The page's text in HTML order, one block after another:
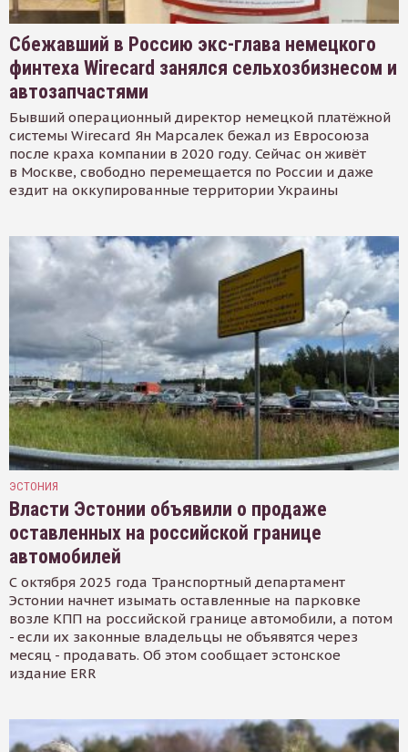
Сбежавший в Россию экс-глава немецкого
финтеха Wirecard занялся сельхозбизнесом и
автозапчастями
Бывший операционный директор немецкой платёжной
системы Wirecard Ян Марсалек бежал из Евросоюза
после краха компании в 2020 году. Сейчас он живёт
в Москве, свободно перемещается по России и даже
ездит на оккупированные территории Украины
ЭСТОНИЯ
Власти Эстонии объявили о продаже
оставленных на российской границе
автомобилей
С октября 2025 года Транспортный департамент
Эстонии начнет изымать оставленные на парковке
возле КПП на российской границе автомобили, а потом
- если их законные владельцы не объявятся через
месяц - продавать. Об этом сообщает эстонское
издание ERR